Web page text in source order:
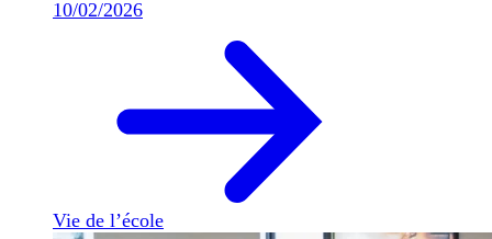
10/02/2026
Vie de l’école